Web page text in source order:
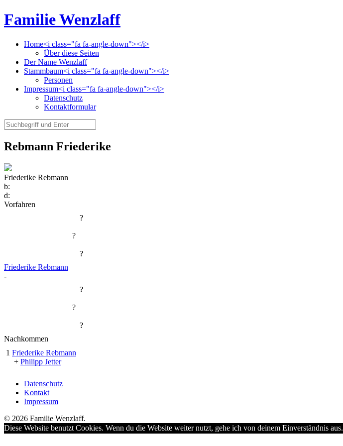
Familie Wenzlaff
Home<i class="fa fa-angle-down"></i>
Über diese Seiten
Der Name Wenzlaff
Stammbaum<i class="fa fa-angle-down"></i>
Personen
Impressum<i class="fa fa-angle-down"></i>
Datenschutz
Kontaktformular
Rebmann Friederike
Friederike Rebmann
b:
d:
Vorfahren
?
?
?
Friederike Rebmann
-
?
?
?
Nachkommen
1 Friederike Rebmann
+ Philipp Jetter
Datenschutz
Kontakt
Impressum
© 2026 Familie Wenzlaff.
Diese Website benutzt Cookies. Wenn du die Website weiter nutzt, gehe ich von deinem Einverständnis aus.